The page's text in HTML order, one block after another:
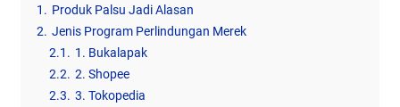
1. Produk Palsu Jadi Alasan
2. Jenis Program Perlindungan Merek
2.1. 1. Bukalapak
2.2. 2. Shopee
2.3. 3. Tokopedia